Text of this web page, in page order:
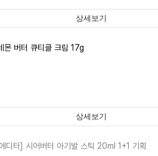
상세보기
몬 버터 큐티클 크림 17g
상세보기
디터] 시어버터 아기발 스틱 20ml 1+1 기획